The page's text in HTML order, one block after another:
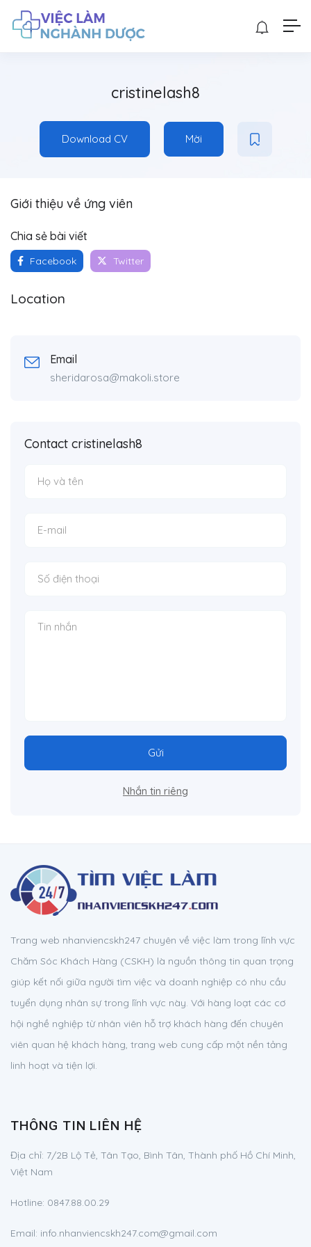
cristinelash8
Download CV Mời
Giới thiệu về ứng viên
Chia sẻ bài viết
Facebook Twitter
Location
Email
sheridarosa@makoli.store
Contact cristinelash8
Gửi
Nhắn tin riêng
Trang web nhanviencskh247 chuyên về việc làm trong lĩnh vực
Chăm Sóc Khách Hàng (CSKH) là nguồn thông tin quan trọng
giúp kết nối giữa người tìm việc và doanh nghiệp có nhu cầu
tuyển dụng nhân sự trong lĩnh vực này. Với hàng loạt các cơ
hội nghề nghiệp từ nhân viên hỗ trợ khách hàng đến chuyên
viên quan hệ khách hàng, trang web cung cấp một nền tảng
linh hoạt và tiện lợi.
THÔNG TIN LIÊN HỆ
Địa chỉ: 7/2B Lộ Tẻ, Tân Tạo, Bình Tân, Thành phố Hồ Chí Minh,
Việt Nam
Hotline: 0847.88.00.29
Email: info.nhanviencskh247.com@gmail.com